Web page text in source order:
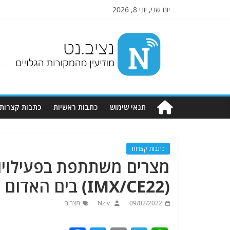
יום שני, יוני 8, 2026
Nziv.net
מודיעין
מהמקורות
תנאי שימוש כתבות ראשיות כתבות קצרות
כתבות קצרות
מצרים משתתפת
(IMX/CE22) בים האדום
09/02/2022
Nziv מצרים